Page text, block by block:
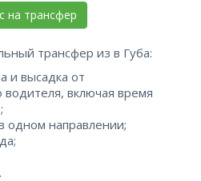
трансфер из в Губа:
и высадка от
водителя, включая время
одном направлении;